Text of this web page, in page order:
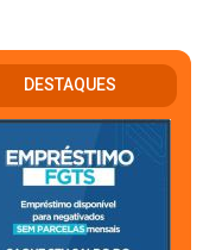
DESTAQUES